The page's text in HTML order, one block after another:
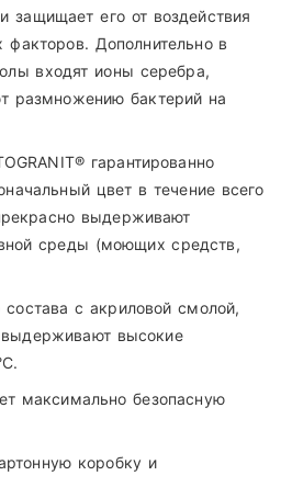
защищает его от воздействия
факторов. Дополнительно в
входят ионы серебра,
размножению бактерий на
гарантированно
цвет в течение всего
выдерживают
среды (моющих средств,
с акриловой смолой,
выдерживают высокие
максимально безопасную
коробку и